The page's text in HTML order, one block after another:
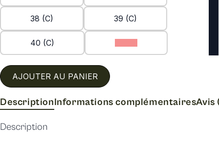
38 (C) 39 (C)
40 (C)
AJOUTER AU PANIER
DescriptionInformations complémentairesAvis
Description